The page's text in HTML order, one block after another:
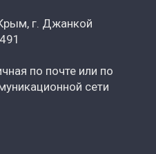
г. Джанкой
по почте или по
сети